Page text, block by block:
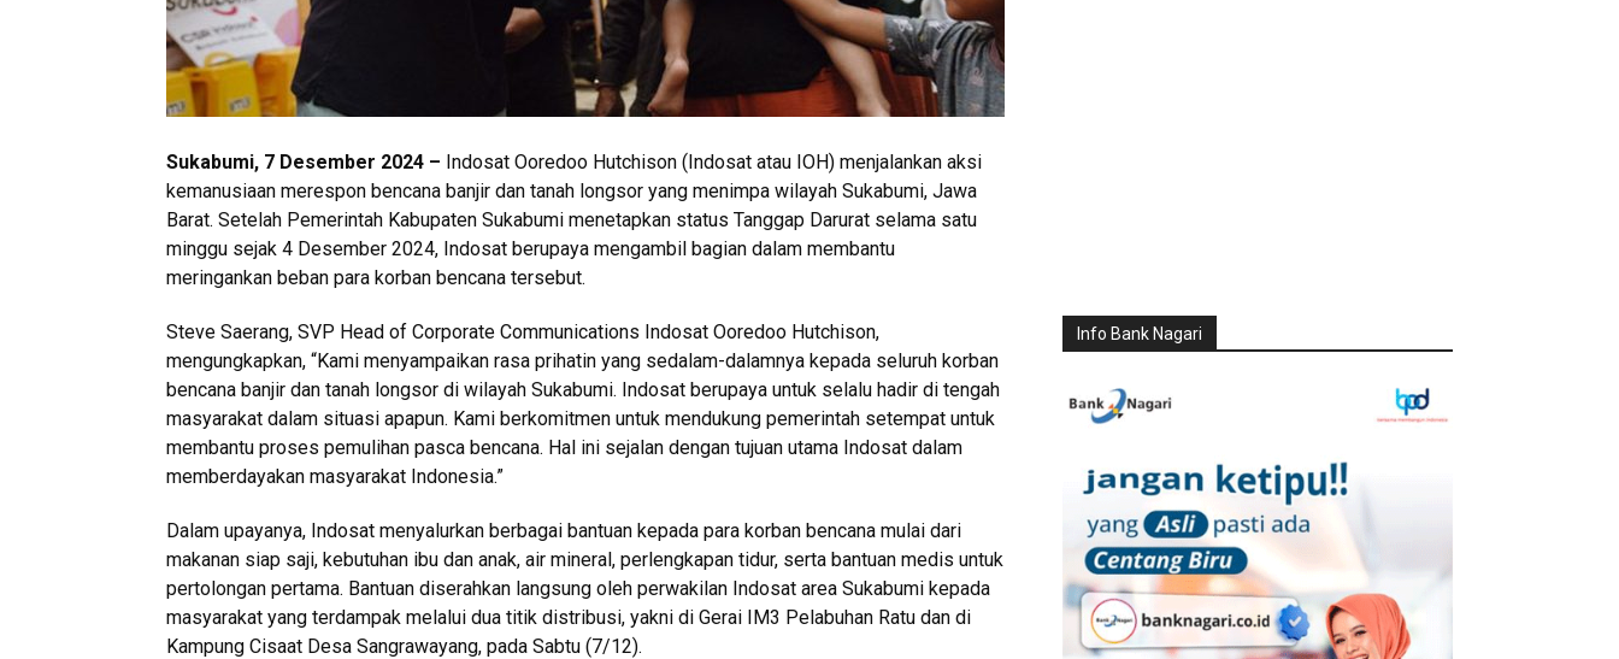
Sukabumi, 7 Desember 2024 – Indosat Ooredoo Hutchison (Indosat atau IOH) menjalankan aksi
kemanusiaan merespon bencana banjir dan tanah longsor yang menimpa wilayah Sukabumi, Jawa
Barat. Setelah Pemerintah Kabupaten Sukabumi menetapkan status Tanggap Darurat selama satu
minggu sejak 4 Desember 2024, Indosat berupaya mengambil bagian dalam membantu
meringankan beban para korban bencana tersebut.
Steve Saerang, SVP Head of Corporate Communications Indosat Ooredoo Hutchison,
mengungkapkan, “Kami menyampaikan rasa prihatin yang sedalam-dalamnya kepada seluruh korban
bencana banjir dan tanah longsor di wilayah Sukabumi. Indosat berupaya untuk selalu hadir di tengah
masyarakat dalam situasi apapun. Kami berkomitmen untuk mendukung pemerintah setempat untuk
membantu proses pemulihan pasca bencana. Hal ini sejalan dengan tujuan utama Indosat dalam
memberdayakan masyarakat Indonesia.”
Dalam upayanya, Indosat menyalurkan berbagai bantuan kepada para korban bencana mulai dari
makanan siap saji, kebutuhan ibu dan anak, air mineral, perlengkapan tidur, serta bantuan medis untuk
pertolongan pertama. Bantuan diserahkan langsung oleh perwakilan Indosat area Sukabumi kepada
masyarakat yang terdampak melalui dua titik distribusi, yakni di Gerai IM3 Pelabuhan Ratu dan di
Kampung Cisaat Desa Sangrawayang, pada Sabtu (7/12).
Info Bank Nagari